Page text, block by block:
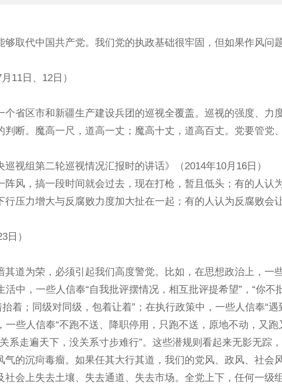
代中国共产党。我们党的执政基础很牢固，但如果作风问
11日、12日）
区市和新疆生产建设兵团的巡视全覆盖。巡视的强度、力
断。魔高一尺，道高一丈；魔高十丈，道高百丈。党要管党
组第二轮巡视情况汇报时的讲话》（2014年10月16日）
，搞一段时间就会过去，现在打枪，暂且低头；有的人认
压力增大与反腐败力度加大扯在一起；有的人认为反腐败会
）
为荣，必须引起我们高度警觉。比如，在思想政治上，一
中，一些人信奉“自我批评摆情况，相互批评提希望”，“你不
着；同级对同级，包着让着”；在执行政策中，一些人信奉“遇
些人信奉“不跑不送、降职停用，只跑不送，原地不动，又跑
系走遍天下，没关系寸步难行”。这些潜规则看起来无影无踪
的沉疴毒瘤。如果任其大行其道，我们的党风、政风、社会
会上失去土壤、失去通道、失去市场。全党上下，任何一级